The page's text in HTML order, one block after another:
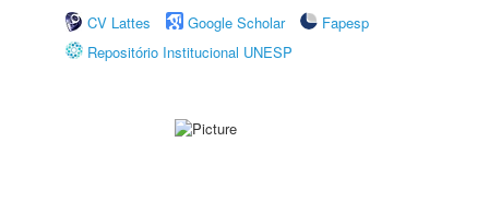
CV Lattes
Google Scholar
Fapesp
Repositório Institucional UNESP